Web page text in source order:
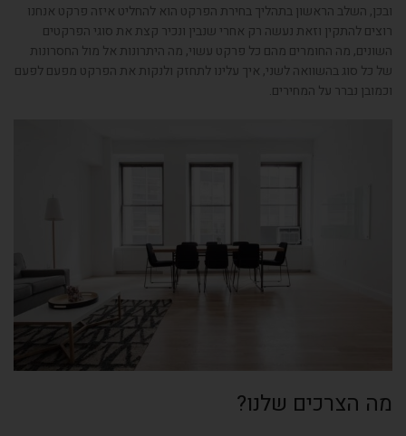
ובכן, השלב הראשון בתהליך בחירת הפרקט הוא להחליט איזה פרקט אנחנו
רוצים להתקין וזאת נעשה רק אחרי שנבין ונכיר קצת את סוגי הפרקטים
השונים, מה החומרים מהם כל פרקט עשוי, מה היתרונות אל מול החסרונות
של כל סוג בהשוואה לשני, איך עלינו לתחזק ולנקות את הפרקט מפעם לפעם
וכמובן נברר על המחירים.
מה הצרכים שלנו?